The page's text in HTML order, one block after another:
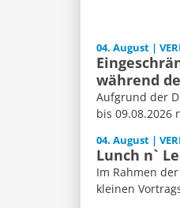
04. August |
während
Aufgrund der
bis 09.08.2026
04. August |
Lunch n`
Im Rahmen
kleinen